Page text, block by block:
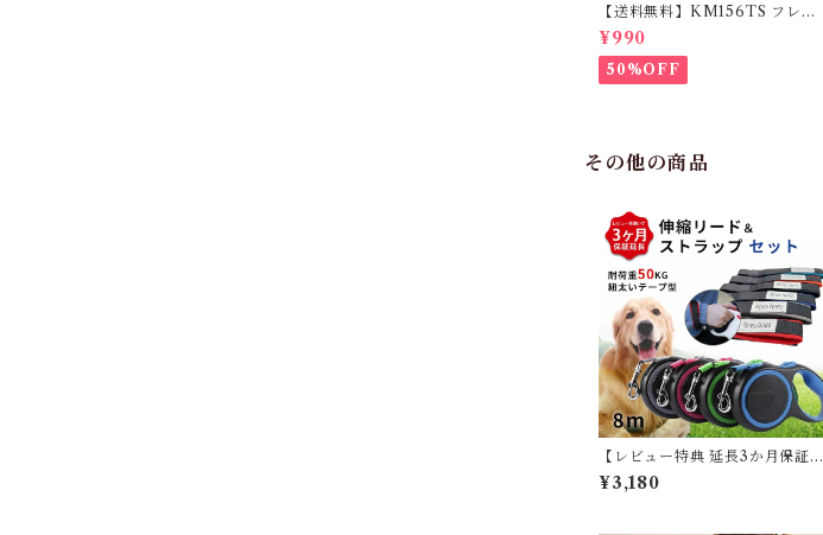
【送料無料】KM156TS フレブ
ル Tシャツ フレンチブルドック
レモン柄 犬服 ドックウェア
¥990
50%OFF
その他の商品
【レビュー特典 延長3か月保証】
犬 伸縮リード ストラップ セット
8メートル テープ型伸縮リード
¥3,180